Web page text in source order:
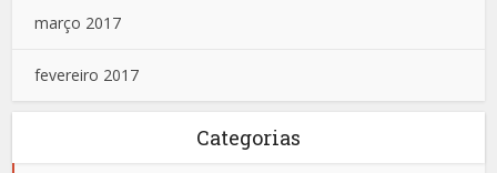
março 2017
fevereiro 2017
Categorias